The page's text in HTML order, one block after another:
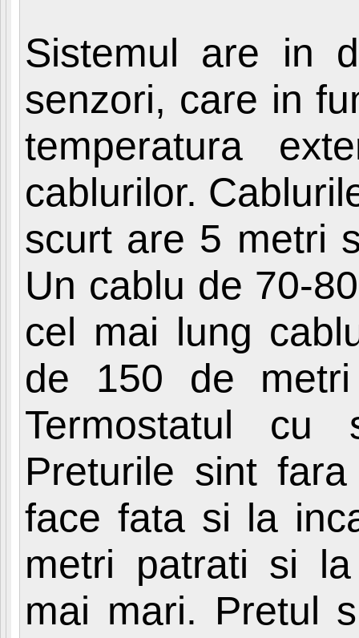
Sistemul are in
senzori, care in
temperatura
cablurilor.
scurt are 5 metri
Un cablu de 70-
cel mai lung
de 150 de
Termostatul
Preturile sint
face fata si la
metri patrati si
mai mari. Pretul